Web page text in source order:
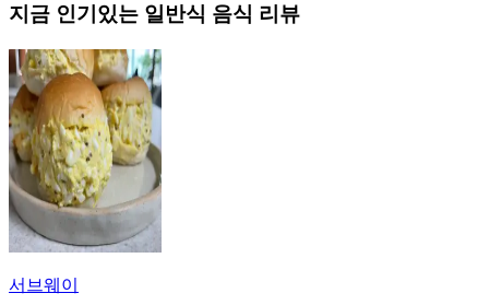
지금 인기있는 일반식 음식 리뷰
서브웨이